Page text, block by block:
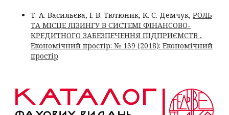
Т. А. Васильєва, І. В. Тютюник, К. С. Демчук, РОЛЬ
ТА МІСЦЕ ЛІЗИНГУ В СИСТЕМІ ФІНАНСОВО-
КРЕДИТНОГО ЗАБЕЗПЕЧЕННЯ ПІДПРИЄМСТВ ,
Економічний простір: № 139 (2018): Економічний
простір